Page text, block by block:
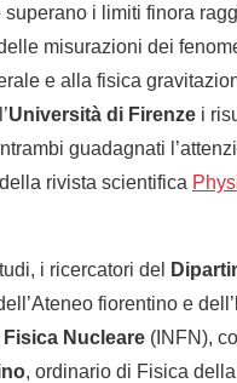
superano i limiti finora
misurazioni dei
e alla fisica
Università di Firenze i
guadagnati
della rivista scientifica
i ricercatori del
fiorentino e dell’
Fisica Nucleare (INFN),
, ordinario di Fisica